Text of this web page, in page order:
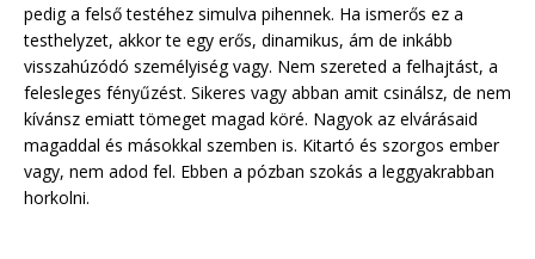
pedig a felső testéhez simulva pihennek. Ha ismerős ez a
testhelyzet, akkor te egy erős, dinamikus, ám de inkább
visszahúzódó személyiség vagy. Nem szereted a felhajtást, a
felesleges fényűzést. Sikeres vagy abban amit csinálsz, de nem
kívánsz emiatt tömeget magad köré. Nagyok az elvárásaid
magaddal és másokkal szemben is. Kitartó és szorgos ember
vagy, nem adod fel. Ebben a pózban szokás a leggyakrabban
horkolni.